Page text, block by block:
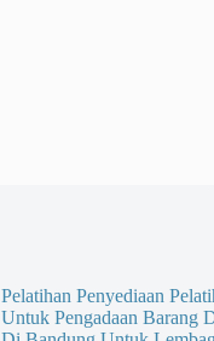
Pelatihan Penyediaan
Untuk Pengadaan Barang